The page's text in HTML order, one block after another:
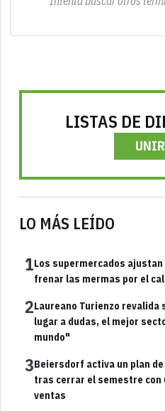
LISTAS DE
LO MÁS LEÍDO
1Los supermercados
frenar las mermas por el
2Laureano Turienzo
lugar a dudas, el mejor
mundo"
3Beiersdorf activa un plan
tras cerrar el semestre con
ventas